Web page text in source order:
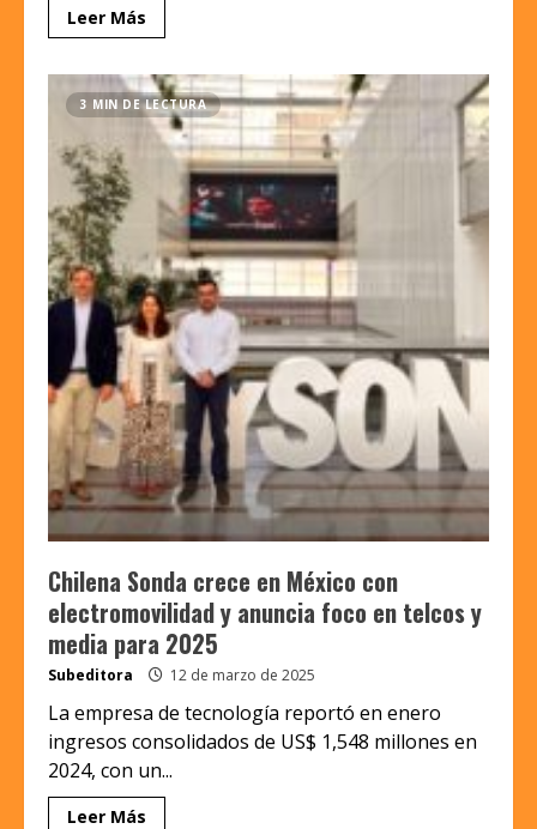
Leer Más
3 MIN DE LECTURA
Chilena Sonda crece en México con
electromovilidad y anuncia foco en telcos y
media para 2025
Subeditora 12 de marzo de 2025
La empresa de tecnología reportó en enero
ingresos consolidados de US$ 1,548 millones en
2024, con un...
Leer Más